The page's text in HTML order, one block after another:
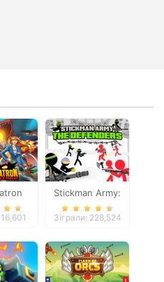
Stickman Army:
The Defenders
Зіграли: 228,524